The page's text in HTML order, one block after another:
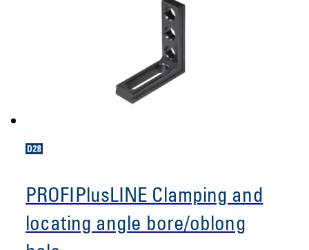
PROFIPlusLINE Clamping and
locating angle bore/oblong